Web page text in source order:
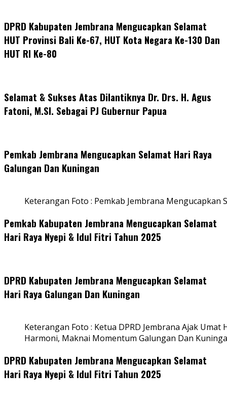
DPRD Kabupaten Jembrana Mengucapkan Selamat
HUT Provinsi Bali Ke-67, HUT Kota Negara Ke-130 Dan
HUT RI Ke-80
Selamat & Sukses Atas Dilantiknya Dr. Drs. H. Agus
Fatoni, M.SI. Sebagai PJ Gubernur Papua
Pemkab Jembrana Mengucapkan Selamat Hari Raya
Galungan Dan Kuningan
Keterangan Foto : Pemkab Jembrana Mengucapkan
Pemkab Kabupaten Jembrana Mengucapkan Selamat
Hari Raya Nyepi & Idul Fitri Tahun 2025
DPRD Kabupaten Jembrana Mengucapkan Selamat
Hari Raya Galungan Dan Kuningan
Keterangan Foto : Ketua DPRD Jembrana Ajak
Harmoni, Maknai Momentum Galungan Dan
DPRD Kabupaten Jembrana Mengucapkan Selamat
Hari Raya Nyepi & Idul Fitri Tahun 2025